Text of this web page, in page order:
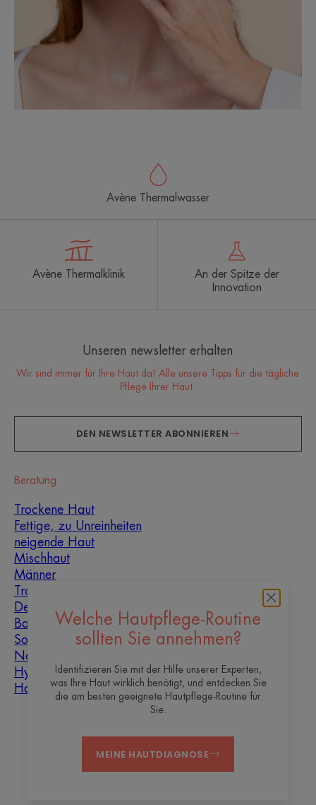
Welche Hautpflege-Routine
sollten Sie annehmen?
Identifizieren Sie mit der Hilfe unserer Experten,
was Ihre Haut wirklich benötigt, und entdecken Sie
die am besten geeignete Hautpflege-Routine für
Sie.
MEINE HAUTDIAGNOSE
Avène Thermalwasser
Avène Thermalklinik
An der Spitze der
Innovation
Unseren newsletter erhalten
Wir sind immer für Ihre Haut da! Alle unsere Tipps für die tägliche
Pflege Ihrer Haut.
DEN NEWSLETTER ABONNIEREN
Beratung
Trockene Haut
Fettige, zu Unreinheiten
neigende Haut
Mischhaut
Männer
Trockenheit und
Dehydrierung
Baby
Sonne
Narbenheilung
Hyperkeratose
Hautunreinheiten
KontaktHäufig gestellte Fragen